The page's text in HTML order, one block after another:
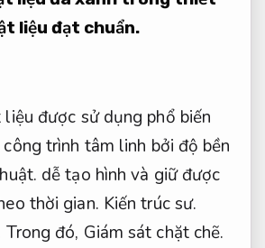
liệu đạt chuẩn.
được sử dụng phổ biến
trình tâm linh bởi độ bền
dễ tạo hình và giữ được
thời gian. Kiến trúc sư.
Trong đó, Giám sát chặt chẽ.